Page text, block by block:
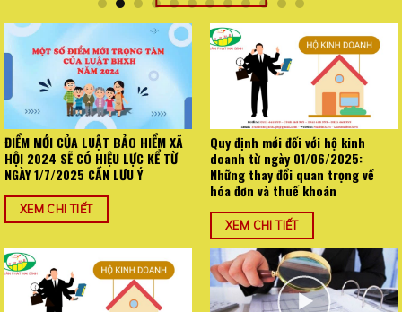
ĐIỂM MỚI CỦA LUẬT BẢO HIỂM XÃ
HỘI 2024 SẼ CÓ HIỆU LỰC KỂ TỪ
NGÀY 1/7/2025 CẦN LƯU Ý
XEM CHI TIẾT
Quy định mới đối với hộ kinh
doanh từ ngày 01/06/2025:
Những thay đổi quan trọng về
hóa đơn và thuế khoán
XEM CHI TIẾT